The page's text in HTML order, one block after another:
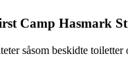
Camp Hasmark
såsom beskidte